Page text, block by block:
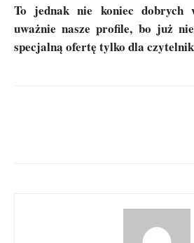
To jednak nie koniec dobrych
uważnie nasze profile, bo już
specjalną ofertę tylko dla